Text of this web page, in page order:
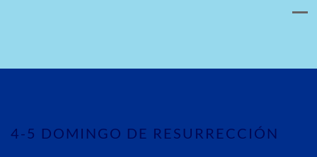
4-5 DOMINGO DE RESURRECCIÓN